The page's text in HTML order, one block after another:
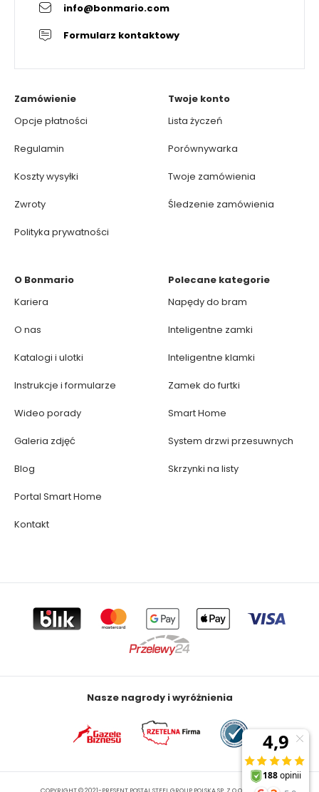
info@bonmario.com
Formularz kontaktowy
Zamówienie
Opcje płatności
Regulamin
Koszty wysyłki
Zwroty
Polityka prywatności
Twoje konto
Lista życzeń
Porównywarka
Twoje zamówienia
Śledzenie zamówienia
O Bonmario
Kariera
O nas
Katalogi i ulotki
Instrukcje i formularze
Wideo porady
Galeria zdjęć
Blog
Portal Smart Home
Kontakt
Polecane kategorie
Napędy do bram
Inteligentne zamki
Inteligentne klamki
Zamek do furtki
Smart Home
System drzwi przesuwnych
Skrzynki na listy
Nasze nagrody i wyróżnienia